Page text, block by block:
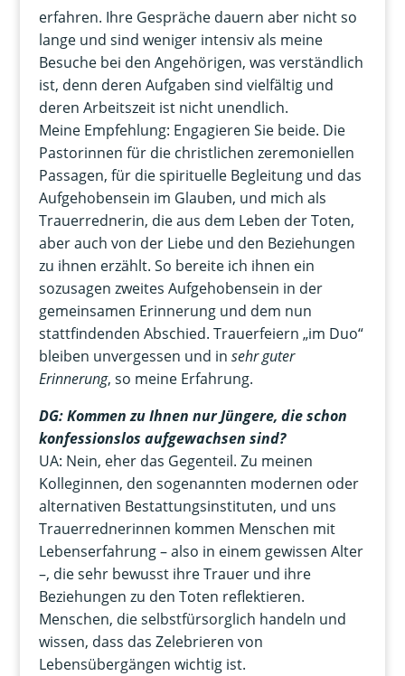
erfahren. Ihre Gespräche dauern aber nicht so
lange und sind weniger intensiv als meine
Besuche bei den Angehörigen, was verständlich
ist, denn deren Aufgaben sind vielfältig und
deren Arbeitszeit ist nicht unendlich.
Meine Empfehlung: Engagieren Sie beide. Die
Pastorinnen für die christlichen zeremoniellen
Passagen, für die spirituelle Begleitung und das
Aufgehobensein im Glauben, und mich als
Trauerrednerin, die aus dem Leben der Toten,
aber auch von der Liebe und den Beziehungen
zu ihnen erzählt. So bereite ich ihnen ein
sozusagen zweites Aufgehobensein in der
gemeinsamen Erinnerung und dem nun
stattfindenden Abschied. Trauerfeiern „im Duo“
bleiben unvergessen und in sehr guter
Erinnerung, so meine Erfahrung.
DG: Kommen zu Ihnen nur Jüngere, die schon
konfessionslos aufgewachsen sind?
UA: Nein, eher das Gegenteil. Zu meinen
Kolleginnen, den sogenannten modernen oder
alternativen Bestattungsinstituten, und uns
Trauerrednerinnen kommen Menschen mit
Lebenserfahrung – also in einem gewissen Alter
–, die sehr bewusst ihre Trauer und ihre
Beziehungen zu den Toten reflektieren.
Menschen, die selbstfürsorglich handeln und
wissen, dass das Zelebrieren von
Lebensübergängen wichtig ist.